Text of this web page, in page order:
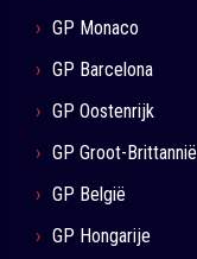
GP Monaco
GP Barcelona
GP Oostenrijk
GP Groot-Brittannië
GP België
GP Hongarije